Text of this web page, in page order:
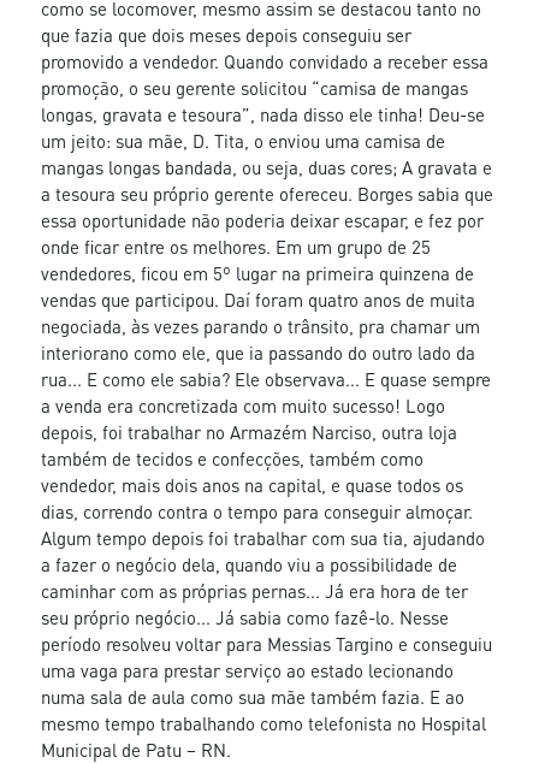
como se locomover, mesmo assim se destacou tanto no
que fazia que dois meses depois conseguiu ser
promovido a vendedor. Quando convidado a receber essa
promoção, o seu gerente solicitou “camisa de mangas
longas, gravata e tesoura”, nada disso ele tinha! Deu-se
um jeito: sua mãe, D. Tita, o enviou uma camisa de
mangas longas bandada, ou seja, duas cores; A gravata e
a tesoura seu próprio gerente ofereceu. Borges sabia que
essa oportunidade não poderia deixar escapar, e fez por
onde ficar entre os melhores. Em um grupo de 25
vendedores, ficou em 5º lugar na primeira quinzena de
vendas que participou. Daí foram quatro anos de muita
negociada, às vezes parando o trânsito, pra chamar um
interiorano como ele, que ia passando do outro lado da
rua... E como ele sabia? Ele observava... E quase sempre
a venda era concretizada com muito sucesso! Logo
depois, foi trabalhar no Armazém Narciso, outra loja
também de tecidos e confecções, também como
vendedor, mais dois anos na capital, e quase todos os
dias, correndo contra o tempo para conseguir almoçar.
Algum tempo depois foi trabalhar com sua tia, ajudando
a fazer o negócio dela, quando viu a possibilidade de
caminhar com as próprias pernas... Já era hora de ter
seu próprio negócio... Já sabia como fazê-lo. Nesse
período resolveu voltar para Messias Targino e conseguiu
uma vaga para prestar serviço ao estado lecionando
numa sala de aula como sua mãe também fazia. E ao
mesmo tempo trabalhando como telefonista no Hospital
Municipal de Patu – RN.